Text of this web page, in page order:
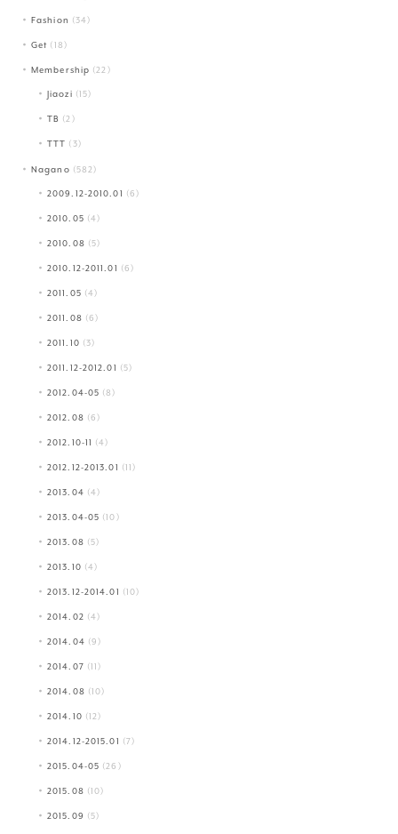
Fashion (34)
Get (18)
Membership (22)
Jiaozi (15)
TB (2)
TTT (3)
Nagano (582)
2009.12-2010.01 (6)
2010.05 (4)
2010.08 (5)
2010.12-2011.01 (6)
2011.05 (4)
2011.08 (6)
2011.10 (3)
2011.12-2012.01 (5)
2012.04-05 (8)
2012.08 (6)
2012.10-11 (4)
2012.12-2013.01 (11)
2013.04 (4)
2013.04-05 (10)
2013.08 (5)
2013.10 (4)
2013.12-2014.01 (10)
2014.02 (4)
2014.04 (9)
2014.07 (11)
2014.08 (10)
2014.10 (12)
2014.12-2015.01 (7)
2015.04-05 (26)
2015.08 (10)
2015.09 (5)